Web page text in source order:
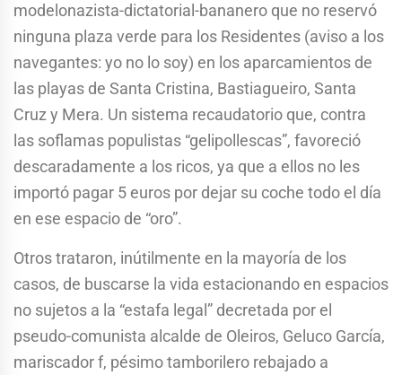
modelonazista-dictatorial-bananero que no reservó
ninguna plaza verde para los Residentes (aviso a los
navegantes: yo no lo soy) en los aparcamientos de
las playas de Santa Cristina, Bastiagueiro, Santa
Cruz y Mera. Un sistema recaudatorio que, contra
las soflamas populistas “gelipollescas”, favoreció
descaradamente a los ricos, ya que a ellos no les
importó pagar 5 euros por dejar su coche todo el día
en ese espacio de “oro”.
Otros trataron, inútilmente en la mayoría de los
casos, de buscarse la vida estacionando en espacios
no sujetos a la “estafa legal” decretada por el
pseudo-comunista alcalde de Oleiros, Geluco García,
mariscador f, pésimo tamborilero rebajado a